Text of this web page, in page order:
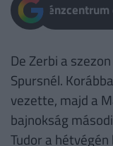
De Zerbi a
Spursnél.
vezette, majd a
bajnokság
Tudor a